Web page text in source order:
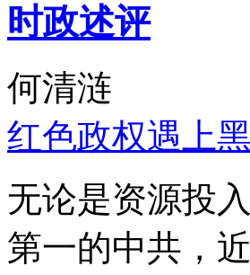
时政述评
何清涟
红色政权遇上
无论是资源投
第一的中共，